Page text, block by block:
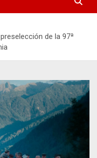
de la 97ª